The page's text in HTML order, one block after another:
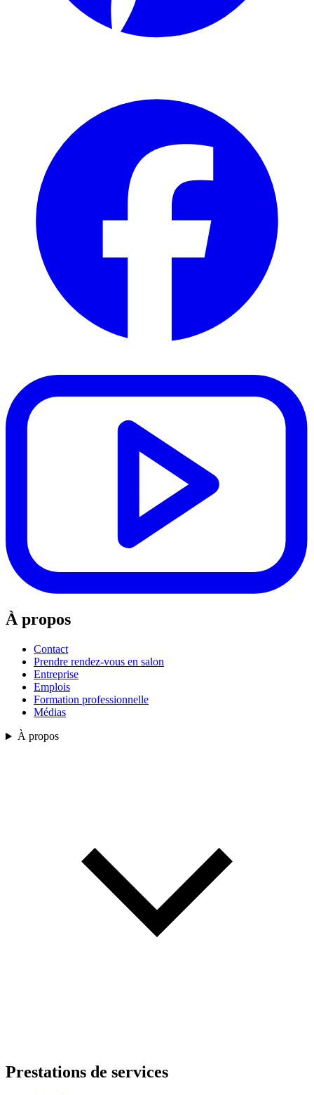
À propos
Contact
Prendre rendez-vous en salon
Entreprise
Emplois
Formation professionnelle
Médias
À propos
Prestations de services